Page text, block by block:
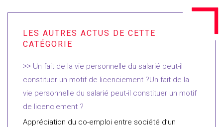
Un fait de la vie personnelle du salarié peut-il
constituer un motif de licenciement ?Un fait de la
vie personnelle du salarié peut-il constituer un motif
de licenciement ?
Appréciation du co-emploi entre société d’un